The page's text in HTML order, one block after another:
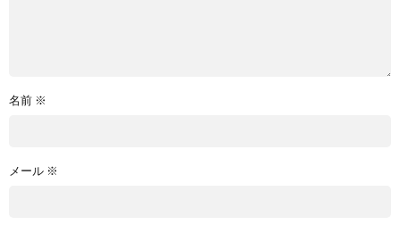
名前 ※
メール ※